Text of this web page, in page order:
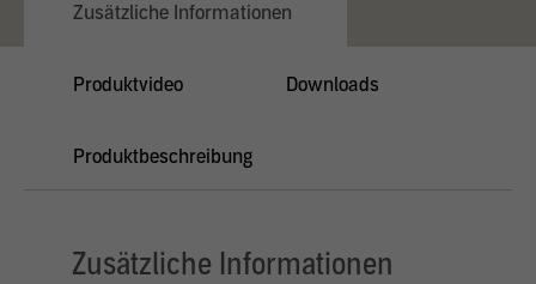
Zusätzliche Informationen
Produktvideo Downloads
Produktbeschreibung
Zusätzliche Informationen